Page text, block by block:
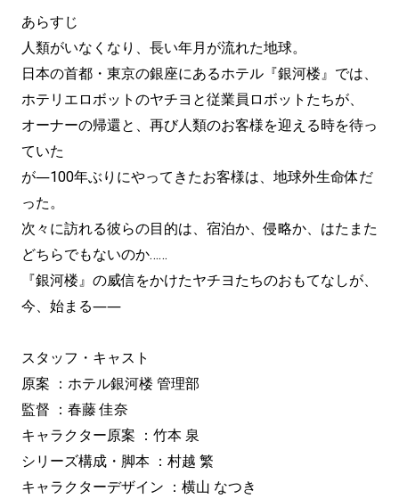
あらすじ
人類がいなくなり、長い年月が流れた地球。
日本の首都・東京の銀座にあるホテル『銀河楼』では、
ホテリエロボットのヤチヨと従業員ロボットたちが、
オーナーの帰還と、再び人類のお客様を迎える時を待っ
ていた
が―100年ぶりにやってきたお客様は、地球外生命体だ
った。
次々に訪れる彼らの目的は、宿泊か、侵略か、はたまた
どちらでもないのか……
『銀河楼』の威信をかけたヤチヨたちのおもてなしが、
今、始まる――
スタッフ・キャスト
原案 ：ホテル銀河楼 管理部
監督 ：春藤 佳奈
キャラクター原案 ：竹本 泉
シリーズ構成・脚本 ：村越 繁
キャラクターデザイン ：横山 なつき